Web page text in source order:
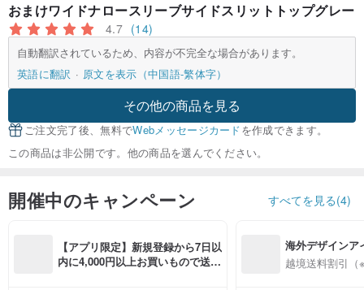
おまけワイドナロースリーブサイドスリットトップグレー
4.7 (14)
自動翻訳されているため、内容が不完全な場合があります。
英語に翻訳
原文を表示（中国語-繁体字）
その他の商品を見る
ご注文完了後、無料でWebメッセージカードを作成できます。
この商品は非公開です。他の商品を選んでください。
開催中のキャンペーン すべてを見る(4)
【アプリ限定】新規登録から7日以
内に4,000円以上お買いもので送料
海外デザインア
入
越境送料割引（